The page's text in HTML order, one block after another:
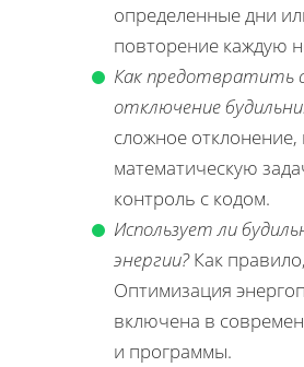
определенные дни
повторение каждую
Как предотвратить
отключение
сложное
математическую
контроль с кодом.
Использует ли
энергии?Как
Оптимизация
включена в
и программы.